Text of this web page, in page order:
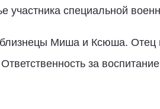
участника специальной
Миша и Ксюша. Отец
за